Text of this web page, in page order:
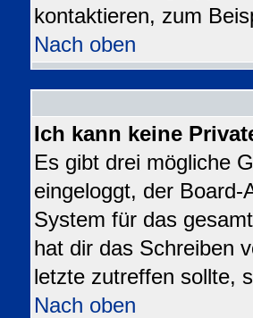
kontaktieren, zum
Nach oben
Ich kann keine
Es gibt drei mögliche
eingeloggt, der
System für das
hat dir das Schreiben
letzte zutreffen sollte,
Nach oben